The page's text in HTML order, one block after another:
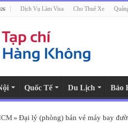
Dịch Vụ Làm Visa Cho Thuê Xe
Quốc Tế Du Lịch Bảo
» Đại lý (phòng) bán vé máy bay